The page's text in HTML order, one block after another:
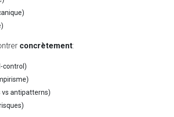
concrètement:
control)
vs antipatterns)